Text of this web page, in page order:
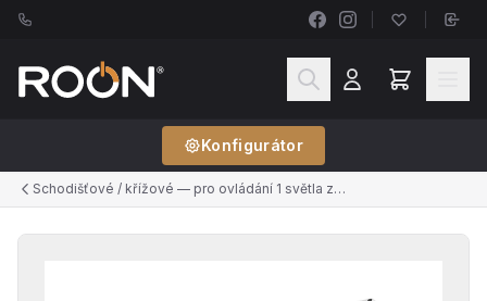
Konfigurátor
Schodišťové / křížové — pro ovládání 1 světla ze 2+ míst (řazení č.6, č.7)